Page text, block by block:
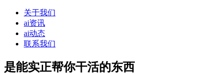
关于我们
ai资讯
ai动态
联系我们
是能实正帮你干活的东西